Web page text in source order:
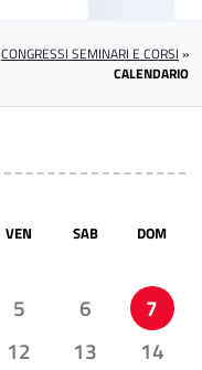
CONGRESSI SEMINARI E CORSI »
CALENDARIO
VEN SAB DOM
5 6
7
12 13
14